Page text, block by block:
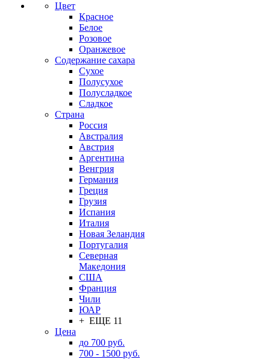
Цвет
Красное
Белое
Розовое
Оранжевое
Содержание сахара
Сухое
Полусухое
Полусладкое
Сладкое
Страна
Россия
Австралия
Австрия
Аргентина
Венгрия
Германия
Греция
Грузия
Испания
Италия
Новая Зеландия
Португалия
Северная
Македония
США
Франция
Чили
ЮАР
+ ЕЩЕ 11
Цена
до 700 руб.
700 - 1500 руб.